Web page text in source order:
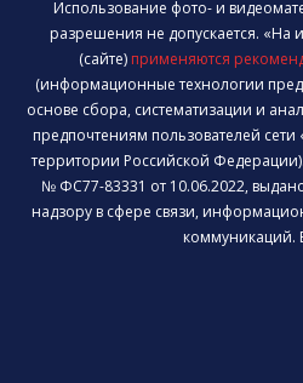
Использование фото- и
разрешения не допускается.
(сайте) применяются
(информационные технологии
основе сбора, систематизации и
предпочтениям пользователей
территории Российской
№ ФС77-83331 от 10.06.2022,
надзору в сфере связи,
коммуникаций.